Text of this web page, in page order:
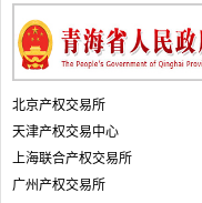
北京产权交易所
天津产权交易中心
上海联合产权交易所
广州产权交易所